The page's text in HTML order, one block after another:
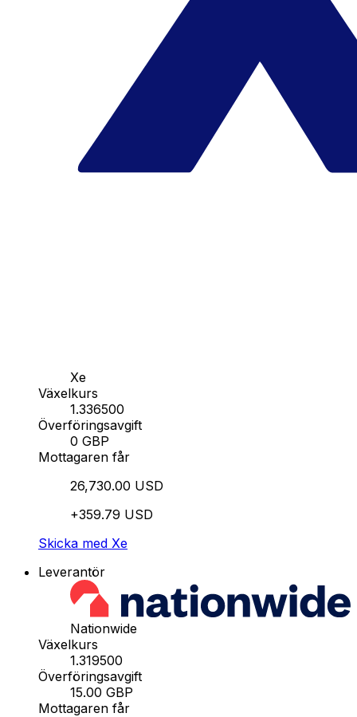
Xe
Växelkurs
1.336500
Överföringsavgift
0 GBP
Mottagaren får
26,730.00 USD
+359.79 USD
Skicka med Xe
Leverantör
Nationwide
Växelkurs
1.319500
Överföringsavgift
15.00 GBP
Mottagaren får